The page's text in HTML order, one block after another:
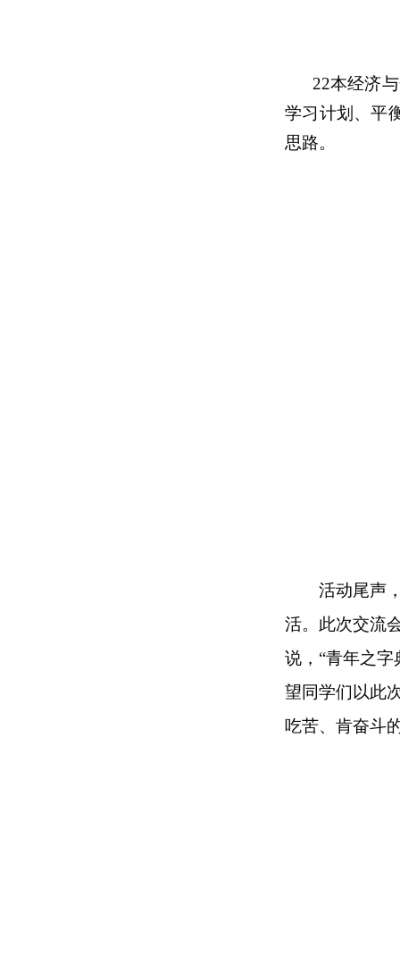
22本经济
学习计划、平
思路。
活动尾声
活。此次交流
说，“青年之字
望同学们以此
吃苦、肯奋斗